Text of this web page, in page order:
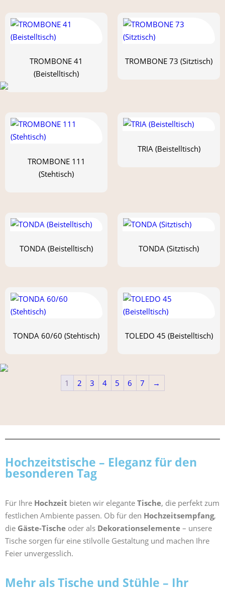
TROMBONE 41
(Beistelltisch)
TROMBONE 73 (Sitztisch)
TROMBONE 111
(Stehtisch)
TRIA (Beistelltisch)
TONDA (Beistelltisch) TONDA (Sitztisch)
TONDA 60/60 (Stehtisch) TOLEDO 45 (Beistelltisch)
1 2 3 4 5 6 7 →
Hochzeitstische – Eleganz für den
besonderen Tag
Für Ihre Hochzeit bieten wir elegante Tische, die perfekt zum
festlichen Ambiente passen. Ob für den Hochzeitsempfang,
die Gäste-Tische oder als Dekorationselemente – unsere
Tische sorgen für eine stilvolle Gestaltung und machen Ihre
Feier unvergesslich.
Mehr als Tische und Stühle – Ihr